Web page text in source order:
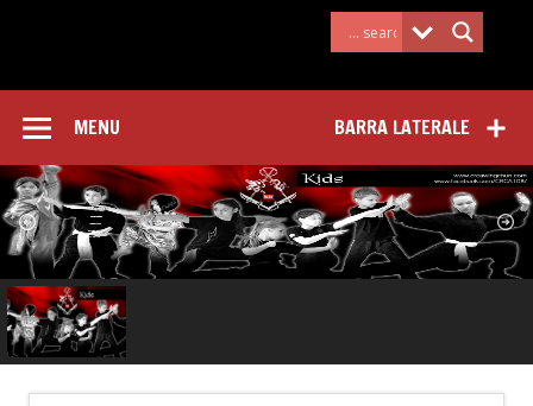
BARRA LATERALE
MENU